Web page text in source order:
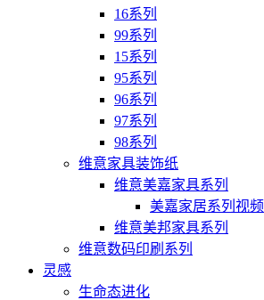
16系列
99系列
15系列
95系列
96系列
97系列
98系列
维意家具装饰纸
维意美嘉家具系列
美嘉家居系列视频
维意美邦家具系列
维意数码印刷系列
灵感
生命态进化